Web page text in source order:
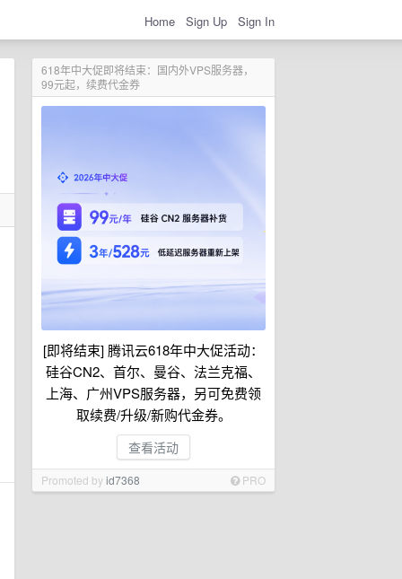
Home Sign Up Sign In
618年中大促即将结束：国内外VPS服务器，
99元起，续费代金券
[即将结束] 腾讯云618年中大促活动：
硅谷CN2、首尔、曼谷、法兰克福、
上海、广州VPS服务器，另可免费领
取续费/升级/新购代金券。
查看活动
Promoted byid7368 PRO